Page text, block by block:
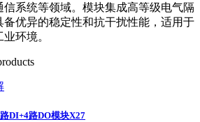
信系统等领域。模块集成高等级电气隔
备优异的稳定性和抗干扰性能，适用于
环境。
DI+4路DO模块X27